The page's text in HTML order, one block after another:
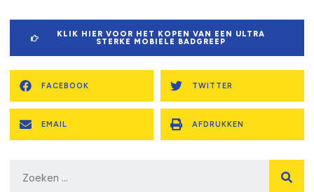
KLIK HIER VOOR HET KOPEN VAN EEN ULTRA
STERKE MOBIELE BADGREEP
FACEBOOK TWITTER
EMAIL AFDRUKKEN